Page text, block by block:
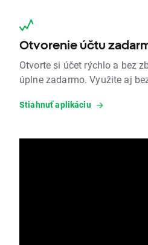
Otvorenie účtu
Otvorte si účet rýchlo a bez
úplne zadarmo. Využite aj
Stiahnuť aplikáciu